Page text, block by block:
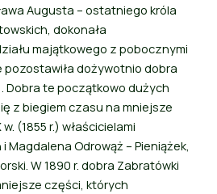
Augusta – ostatniego króla
dokonała
majątkowego z pobocznymi
pozostawiła dożywotnio dobra
Dobra te początkowo dużych
z biegiem czasu na mniejsze
(1855 r.) właścicielami
Magdalena Odrowąż – Pieniążek,
W 1890 r. dobra Zabratówki
części, których